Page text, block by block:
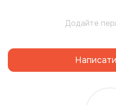
Додайте